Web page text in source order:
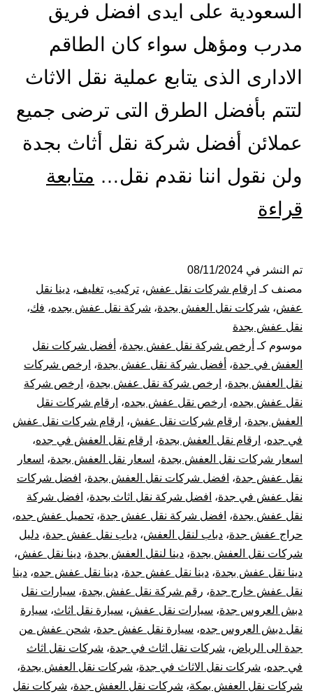
السعودية على ايدى افضل فريق
مدرب ومؤهل سواء كان الطاقم
الادارى الذى يتابع عملية نقل الاثاث
لتتم بأفضل الطرق التى ترضى جميع
عملائن أفضل شركة نقل أثاث بجدة
ولن نقول اننا نقدم نقل… متابعة
قراءة
نقل
عفش
بجدة
نقل
اثاث
فك
تركيب
تغليف
تعقيم
تم النشر في 08/11/2024
مصنف كـ ارقام شركات نقل عفش، تركيب، تغليف، دينا نقل
عفش، شركات نقل العفش بجدة، شركة نقل عفش بجده، فك،
نقل عفش بجدة
موسوم كـ أرخص شركة نقل عفش بجدة، أفضل شركات نقل
العفش في جدة، أفضل شركة نقل عفش بجدة، ارخص شركات
نقل العفش بجدة، ارخص شركة نقل عفش بجدة، ارخص شركة
نقل عفش بجده، ارخص نقل عفش بجده، ارقام شركات نقل
العفش بجدة، ارقام شركات نقل عفش، ارقام شركات نقل عفش
في جده، ارقام نقل العفش بجدة، ارقام نقل العفش في جده،
اسعار شركات نقل العفش بجدة، اسعار نقل العفش بجدة، اسعار
نقل عفش جدة، افضل شركات نقل العفش بجدة، افضل شركات
نقل عفش في جدة، افضل شركة نقل اثاث بجدة، افضل شركة
نقل عفش بجدة، افضل شركة نقل عفش جدة، تحميل عفش جده،
حراج عفش جدة، دباب لنقل العفش، دباب نقل عفش جدة، دليل
شركات نقل العفش بجدة، دينا لنقل العفش بجدة، دينا نقل عفش،
دينا نقل عفش بجدة، دينا نقل عفش جدة، دينا نقل عفش جده، دينا
نقل عفش خارج جدة، رقم شركة نقل عفش بجدة، سيارات نقل
دبش العروس جدة، سيارات نقل عفش، سيارة نقل اثاث، سيارة
نقل دبش العروس جده، سيارة نقل عفش جدة، شحن عفش من
جدة الى الرياض، شركات نقل اثاث في جدة، شركات نقل اثاث
في جده، شركات نقل الاثاث في جدة، شركات نقل العفش بجدة،
شركات نقل العفش بمكة، شركات نقل العفش جدة، شركات نقل